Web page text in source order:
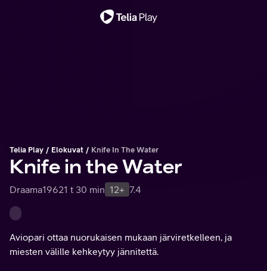
Telia Play Elokuvat Knife In The Water
Knife in the Water
Draama19621 t 30 min 12+ 7.4
Aviopari ottaa nuorukaisen mukaan järviretkelleen, ja
miesten välille kehkeytyy jännitettä.